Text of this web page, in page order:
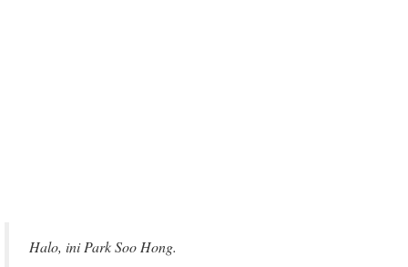
Halo, ini Park Soo Hong.